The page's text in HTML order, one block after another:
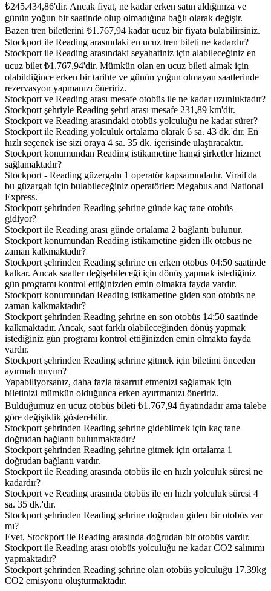
₺245.434,86'dir. Ancak fiyat, ne kadar erken satın aldığınıza ve
günün yoğun bir saatinde olup olmadığına bağlı olarak değişir.
Bazen tren biletlerini ₺1.767,94 kadar ucuz bir fiyata bulabilirsiniz.
Stockport ile Reading arasındaki en ucuz tren bileti ne kadardır?
Stockport ile Reading arasındaki seyahatiniz için alabileceğiniz en
ucuz bilet ₺1.767,94'dir. Mümkün olan en ucuz bileti almak için
olabildiğince erken bir tarihte ve günün yoğun olmayan saatlerinde
rezervasyon yapmanızı öneririz.
Stockport ve Reading arası mesafe otobüs ile ne kadar uzunluktadır?
Stockport şehriyle Reading şehri arası mesafe 231,89 km'dir.
Stockport ve Reading arasındaki otobüs yolculuğu ne kadar sürer?
Stockport ile Reading yolculuk ortalama olarak 6 sa. 43 dk.'dır. En
hızlı seçenek ise sizi oraya 4 sa. 35 dk. içerisinde ulaştıracaktır.
Stockport konumundan Reading istikametine hangi şirketler hizmet
sağlamaktadır?
Stockport - Reading güzergahı 1 operatör kapsamındadır. Virail'da
bu güzargah için bulabileceğiniz operatörler: Megabus and National
Express.
Stockport şehrinden Reading şehrine günde kaç tane otobüs
gidiyor?
Stockport ile Reading arası günde ortalama 2 bağlantı bulunur.
Stockport konumundan Reading istikametine giden ilk otobüs ne
zaman kalkmaktadır?
Stockport şehrinden Reading şehrine en erken otobüs 04:50 saatinde
kalkar. Ancak saatler değişebileceği için dönüş yapmak istediğiniz
gün programı kontrol ettiğinizden emin olmakta fayda vardır.
Stockport konumundan Reading istikametine giden son otobüs ne
zaman kalkmaktadır?
Stockport şehrinden Reading şehrine en son otobüs 14:50 saatinde
kalkmaktadır. Ancak, saat farklı olabileceğinden dönüş yapmak
istediğiniz gün programı kontrol ettiğinizden emin olmakta fayda
vardır.
Stockport şehrinden Reading şehrine gitmek için biletimi önceden
ayırmalı mıyım?
Yapabiliyorsanız, daha fazla tasarruf etmenizi sağlamak için
biletinizi mümkün olduğunca erken ayırtmanızı öneririz.
Bulduğumuz en ucuz otobüs bileti ₺1.767,94 fiyatındadır ama talebe
göre değişiklik gösterebilir.
Stockport şehrinden Reading şehrine gidebilmek için kaç tane
doğrudan bağlantı bulunmaktadır?
Stockport şehrinden Reading şehrine gitmek için ortalama 1
doğrudan bağlantı vardır.
Stockport ile Reading arasında otobüs ile en hızlı yolculuk süresi ne
kadardır?
Stockport ve Reading arasında otobüs ile en hızlı yolculuk süresi 4
sa. 35 dk.'dır.
Stockport şehrinden Reading şehrine doğrudan giden bir otobüs var
mı?
Evet, Stockport ile Reading arasında doğrudan bir otobüs vardır.
Stockport ile Reading arası otobüs yolculuğu ne kadar CO2 salınımı
yapmaktadır?
Stockport şehrinden Reading şehrine olan otobüs yolculuğu 17.39kg
CO2 emisyonu oluşturmaktadır.